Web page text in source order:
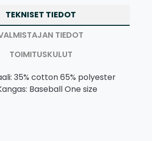
TEKNISET TIEDOT
TIEDOT
TOIMITUSKULUT
35% cotton 65% polyester
Baseball One size